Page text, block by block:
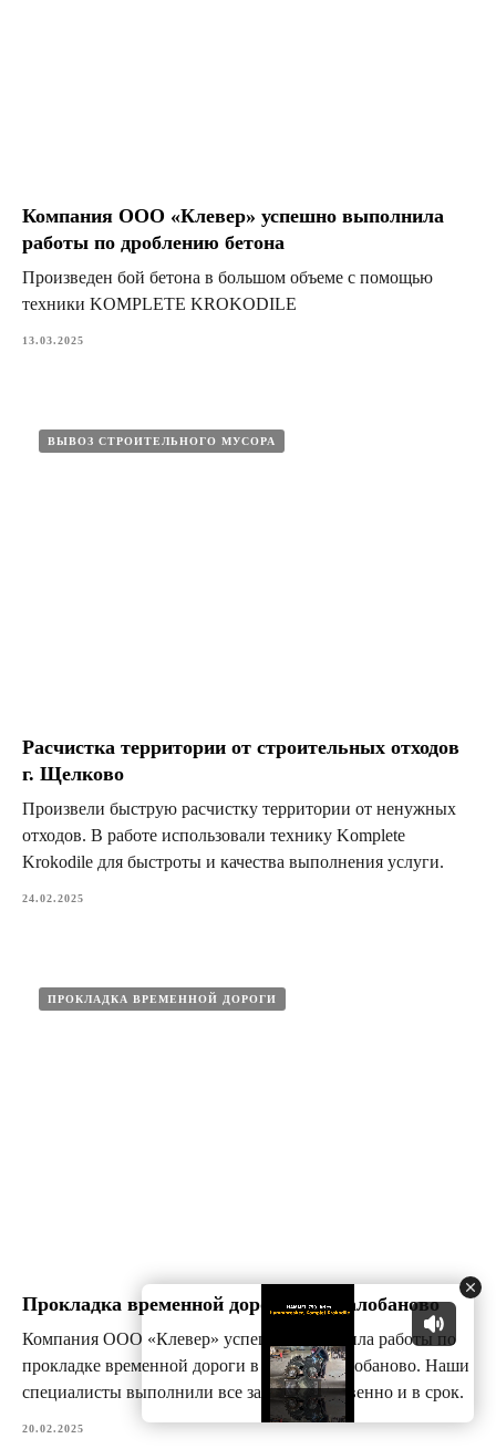
Компания ООО «Клевер» успешно выполнила
работы по дроблению бетона
Произведен бой бетона в большом объеме с помощью
техники KOMPLETE KROKODILE
13.03.2025
ВЫВОЗ СТРОИТЕЛЬНОГО МУСОРА
Расчистка территории от строительных отходов
г. Щелково
Произвели быструю расчистку территории от ненужных
отходов. В работе использовали технику Komplete
Krokodile для быстроты и качества выполнения услуги.
24.02.2025
ПРОКЛАДКА ВРЕМЕННОЙ ДОРОГИ
Прокладка временной дороги в д. Балобаново
Компания ООО «Клевер» успешно завершила работы по
прокладке временной дороги в деревне Балобаново. Наши
специалисты выполнили все задачи качественно и в срок.
20.02.2025